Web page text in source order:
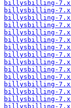
billysbilling-
billysbilling-
billysbilling-
billysbilling-
billysbilling-
billysbilling-
billysbilling-7.x-
billysbilling-7.x-
billysbilling-
billysbilling-7.x-
billysbilling-7.x-
billysbilling-
billysbilling-7.x-
billysbilling-7.x-
billysbilling-7.x-